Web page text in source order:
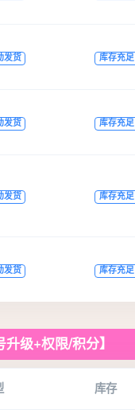
发货 库存充足
发货 库存充足
发货 库存充足
发货 库存充足
级+权限/积分】
库存